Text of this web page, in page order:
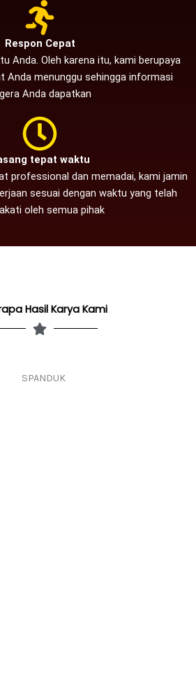
Respon Cepat
Anda. Oleh karena itu, kami berupaya
Anda menunggu sehingga informasi
Anda dapatkan
tepat waktu
professional dan memadai, kami jamin
sesuai dengan waktu yang telah
oleh semua pihak
Hasil Karya Kami
SPANDUK